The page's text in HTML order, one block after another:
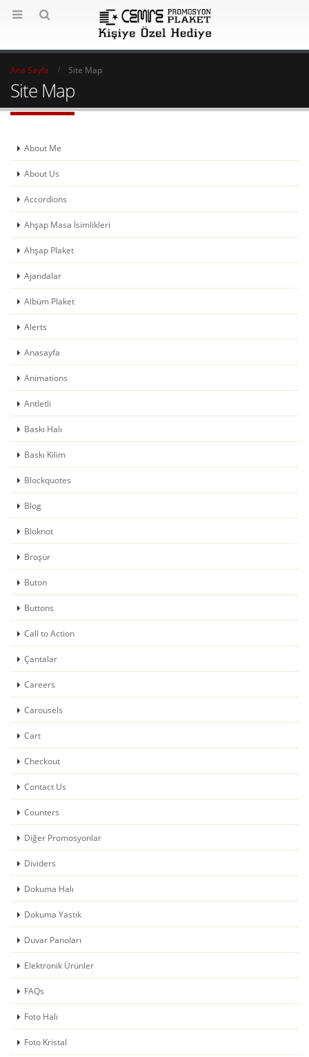
Ana Sayfa Site Map
Site Map
About Me
About Us
Accordions
Ahşap Masa İsimlikleri
Ahşap Plaket
Ajandalar
Albüm Plaket
Alerts
Anasayfa
Animations
Antletli
Baskı Halı
Baskı Kilim
Blockquotes
Blog
Bloknot
Broşür
Buton
Buttons
Call to Action
Çantalar
Careers
Carousels
Cart
Checkout
Contact Us
Counters
Diğer Promosyonlar
Dividers
Dokuma Halı
Dokuma Yastık
Duvar Panoları
Elektronik Ürünler
FAQs
Foto Halı
Foto Kristal